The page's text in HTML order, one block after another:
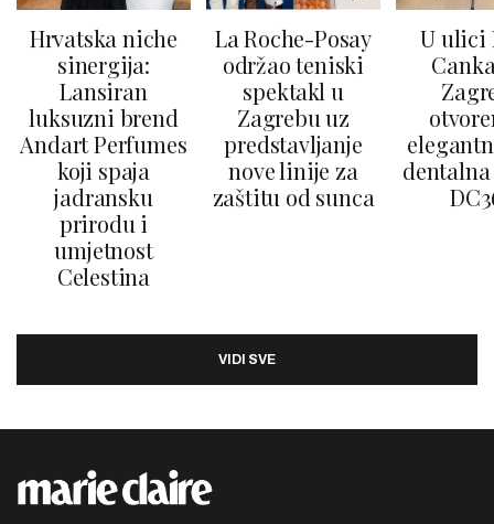
Hrvatska niche
sinergija:
Lansiran
luksuzni brend
Andart Perfumes
koji spaja
jadransku
prirodu i
umjetnost
Celestina
La Roche-Posay
održao teniski
spektakl u
Zagrebu uz
predstavljanje
nove linije za
zaštitu od sunca
U ulici
VIDI SVE